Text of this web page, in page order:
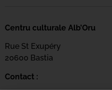
Centru culturale Alb’Oru
Rue St Exupéry
20600 Bastia
Contact :